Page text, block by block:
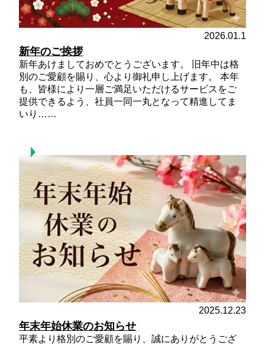
2026.01.1
新年のご挨拶
新年あけましておめでとうございます。 旧年中は格
別のご愛顧を賜り、心より御礼申し上げます。 本年
も、皆様により一層ご満足いただけるサービスをご
提供できるよう、社員一同一丸となって精進してま
いり……
2025.12.23
年末年始休業のお知らせ
平素より格別のご愛顧を賜り、誠にありがとうござ